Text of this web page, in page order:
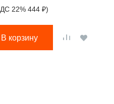
22% 444 ₽)
В корзину